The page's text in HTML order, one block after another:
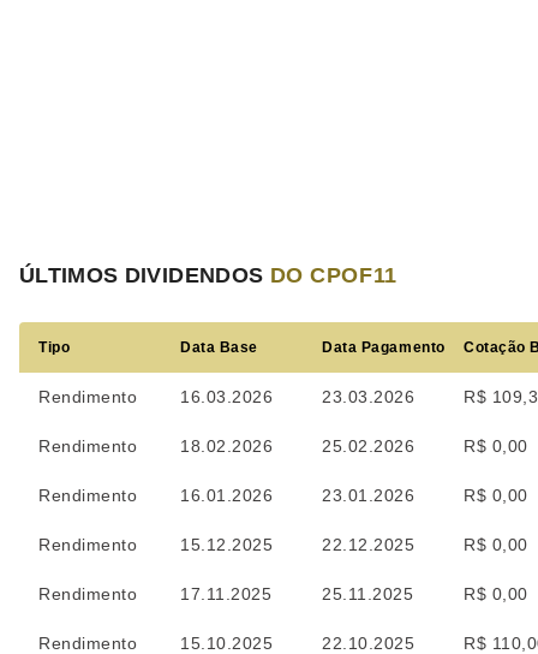
ÚLTIMOS DIVIDENDOS DO CPOF11
Tipo Data Base Data Pagamento Cotação
Rendimento 16.03.2026 23.03.2026 R$
Rendimento 18.02.2026 25.02.2026 R$ 0,00
Rendimento 16.01.2026 23.01.2026 R$ 0,00
Rendimento 15.12.2025 22.12.2025 R$ 0,00
Rendimento 17.11.2025 25.11.2025 R$ 0,00
Rendimento 15.10.2025 22.10.2025 R$